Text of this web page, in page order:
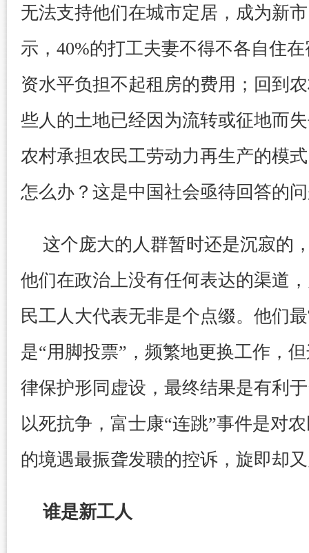
无法支持他们在城市定居，成为新
示，40%的打工夫妻不得不各自住
资水平负担不起租房的费用；回到
些人的土地已经因为流转或征地而
农村承担农民工劳动力再生产的模
怎么办？这是中国社会亟待回答的
这个庞大的人群暂时还是沉寂的
他们在政治上没有任何表达的渠道
民工人大代表无非是个点缀。他们
是“用脚投票”，频繁地更换工作，
律保护形同虚设，最终结果是有利
以死抗争，富士康“连跳”事件是对
的境遇最振聋发聩的控诉，旋即却
谁是新工人